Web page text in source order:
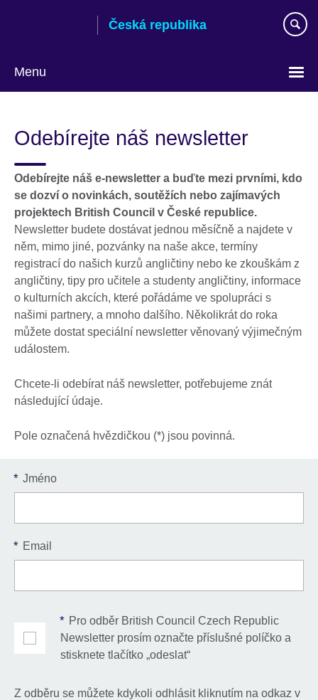
Česká republika
Menu
jazyk
Odebírejte náš newsletter
Odebírejte náš e-newsletter a buďte mezi prvními, kdo
se dozví o novinkách, soutěžích nebo zajímavých
projektech British Council v České republice.
Newsletter budete dostávat jednou měsíčně a najdete v
něm, mimo jiné, pozvánky na naše akce, termíny
registrací do našich kurzů angličtiny nebo ke zkouškám z
angličtiny, tipy pro učitele a studenty angličtiny, informace
o kulturních akcích, které pořádáme ve spolupráci s
našimi partnery, a mnoho dalšího. Několikrát do roka
můžete dostat speciální newsletter věnovaný výjimečným
událostem.
Chcete-li odebírat náš newsletter, potřebujeme znát
následující údaje.
Pole označená hvězdičkou (*) jsou povinná.
* Jméno
* Email
* Pro odběr British Council Czech Republic
Newsletter prosím označte příslušné políčko a
stisknete tlačítko „odeslat“
Z odběru se můžete kdykoli odhlásit kliknutím na odkaz v